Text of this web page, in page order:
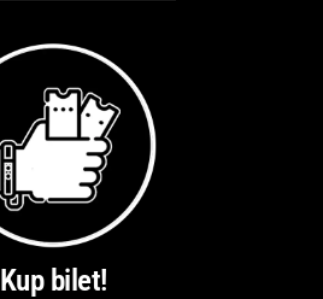
Kup bilet!